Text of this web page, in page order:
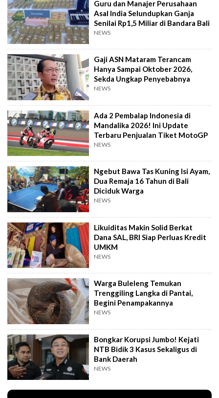
Guru dan Manajer Perusahaan
Asal India Selundupkan Ganja
Senilai Rp1,5 Miliar di Bandara Bali
NEWS
Gaji ASN Mataram Terancam
Hanya Sampai Oktober 2026,
Sekda Ungkap Penyebabnya
NEWS
Ada 2 Pembalap Indonesia di
Mandalika 2026! Ini Update
Terbaru Penjualan Tiket MotoGP
NEWS
Ngebut Bawa Tas Kuning Isi Ayam,
Dua Remaja 16 Tahun di Bali
Diciduk Warga
NEWS
Likuiditas Makin Solid Berkat
Dana SAL, BRI Siap Perluas Kredit
UMKM
NEWS
Warga Buleleng Temukan
Trenggiling Langka di Pantai,
Begini Penampakannya
NEWS
Bongkar Korupsi Jumbo! Kejati
NTB Bidik 3 Kasus Sekaligus di
Bank Daerah
NEWS